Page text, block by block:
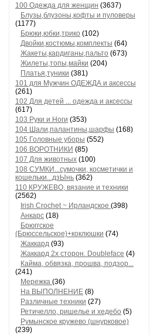
100 Одежда для женщин (3637)
Блузы,блузоны,кофты и пуловеры
(1177)
Брюки,юбки,трико (102)
Двойки,костюмы,комплекты (64)
Жакеты,кардиганы,пальто (673)
Жилеты,топы,майки (204)
Платья,туники (381)
101 для Мужчин ОДЕЖДА и аксессы
(261)
102 Для детей ... одежда и аксессы
(617)
103 Руки и Ноги (353)
104 Шали,палантины,шарфы (168)
105 Головные уборы (552)
106 ВОРОТНИКИ (85)
107 Для животных (100)
108 СУМКИ...сумочки, косметички и
кошельки...дзЫнь (362)
110 КРУЖЕВО, вязание и техники
(2562)
Irish Crochet ~ Ирландское (398)
Анкарс (18)
Брюггское
(Брюссельское)+коклюшки (74)
Жаккард (93)
Жаккард 2х сторон. Doubleface (4)
Кайма, обвязка, прошва, подзор...
(241)
Мережка (36)
На ВЫПОЛНЕНИЕ (8)
Различные техники (27)
Ретичелло, ришелье и хедебо (5)
Румынское кружево (шнурковое)
(239)